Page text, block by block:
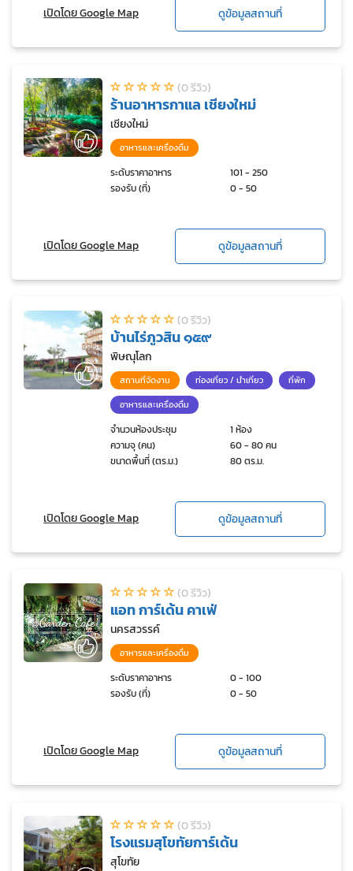
เปิดโดย Google Map ดูข้อมูลสถานที่
(0 รีวิว)
ร้านอาหารกาแล เชียงใหม่
เชียงใหม่
อาหารและเครื่องดื่ม
ระดับราคาอาหาร
101 - 250
รองรับ (ที่)
0 - 50
เปิดโดย Google Map ดูข้อมูลสถานที่
(0 รีวิว)
บ้านไร่ภูวสิน ๑๕๙
พิษณุโลก
สถานที่จัดงาน ท่องเที่ยว / นำเที่ยว
ที่พัก
อาหารและเครื่องดื่ม
จำนวนห้องประชุม
1 ห้อง
ความจุ (คน)
60 - 80 คน
ขนาดพื้นที่ (ตร.ม.)
80 ตร.ม.
เปิดโดย Google Map ดูข้อมูลสถานที่
(0 รีวิว)
แอท การ์เด้น คาเฟ่
นครสวรรค์
อาหารและเครื่องดื่ม
ระดับราคาอาหาร
0 - 100
รองรับ (ที่)
0 - 50
เปิดโดย Google Map ดูข้อมูลสถานที่
(0 รีวิว)
โรงแรมสุโขทัยการ์เด้น
สุโขทัย